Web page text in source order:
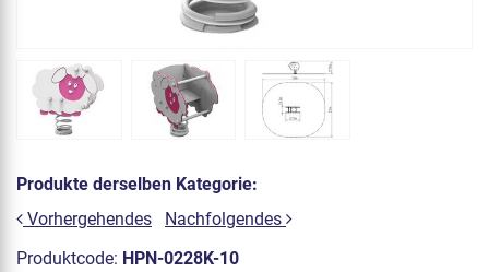
Produkte derselben Kategorie:
Vorhergehendes
Nachfolgendes
Produktcode: HPN-0228K-10